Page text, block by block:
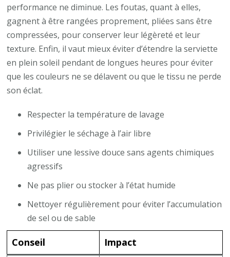
performance ne diminue. Les foutas, quant à elles,
gagnent à être rangées proprement, pliées sans être
compressées, pour conserver leur légèreté et leur
texture. Enfin, il vaut mieux éviter d’étendre la serviette
en plein soleil pendant de longues heures pour éviter
que les couleurs ne se délavent ou que le tissu ne perde
son éclat.
Respecter la température de lavage
Privilégier le séchage à l’air libre
Utiliser une lessive douce sans agents chimiques
agressifs
Ne pas plier ou stocker à l’état humide
Nettoyer régulièrement pour éviter l’accumulation
de sel ou de sable
Conseil Impact